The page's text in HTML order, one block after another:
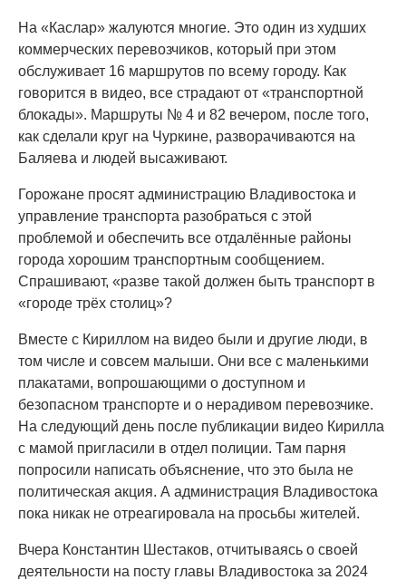
На «Каслар» жалуются многие. Это один из худших
коммерческих перевозчиков, который при этом
обслуживает 16 маршрутов по всему городу. Как
говорится в видео, все страдают от «транспортной
блокады». Маршруты № 4 и 82 вечером, после того,
как сделали круг на Чуркине, разворачиваются на
Баляева и людей высаживают.
Горожане просят администрацию Владивостока и
управление транспорта разобраться с этой
проблемой и обеспечить все отдалённые районы
города хорошим транспортным сообщением.
Спрашивают, «разве такой должен быть транспорт в
«городе трёх столиц»?
Вместе с Кириллом на видео были и другие люди, в
том числе и совсем малыши. Они все с маленькими
плакатами, вопрошающими о доступном и
безопасном транспорте и о нерадивом перевозчике.
На следующий день после публикации видео Кирилла
с мамой пригласили в отдел полиции. Там парня
попросили написать объяснение, что это была не
политическая акция. А администрация Владивостока
пока никак не отреагировала на просьбы жителей.
Вчера Константин Шестаков, отчитываясь о своей
деятельности на посту главы Владивостока за 2024